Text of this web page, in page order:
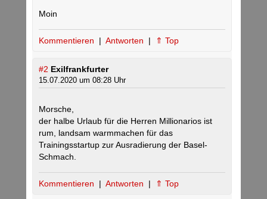
Moin
Kommentieren | Antworten | ⇑ Top
#2 Exilfrankfurter
15.07.2020 um 08:28 Uhr
Morsche,
der halbe Urlaub für die Herren Millionarios ist
rum, landsam warmmachen für das
Trainingsstartup zur Ausradierung der Basel-
Schmach.
Kommentieren | Antworten | ⇑ Top